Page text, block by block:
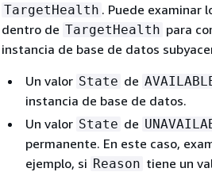
TargetHealth . Puede examinar
dentro de TargetHealth para
instancia de base de datos
Un valor State de
instancia de base de datos.
Un valor State de
permanente. En este caso,
ejemplo, si Reason tiene un